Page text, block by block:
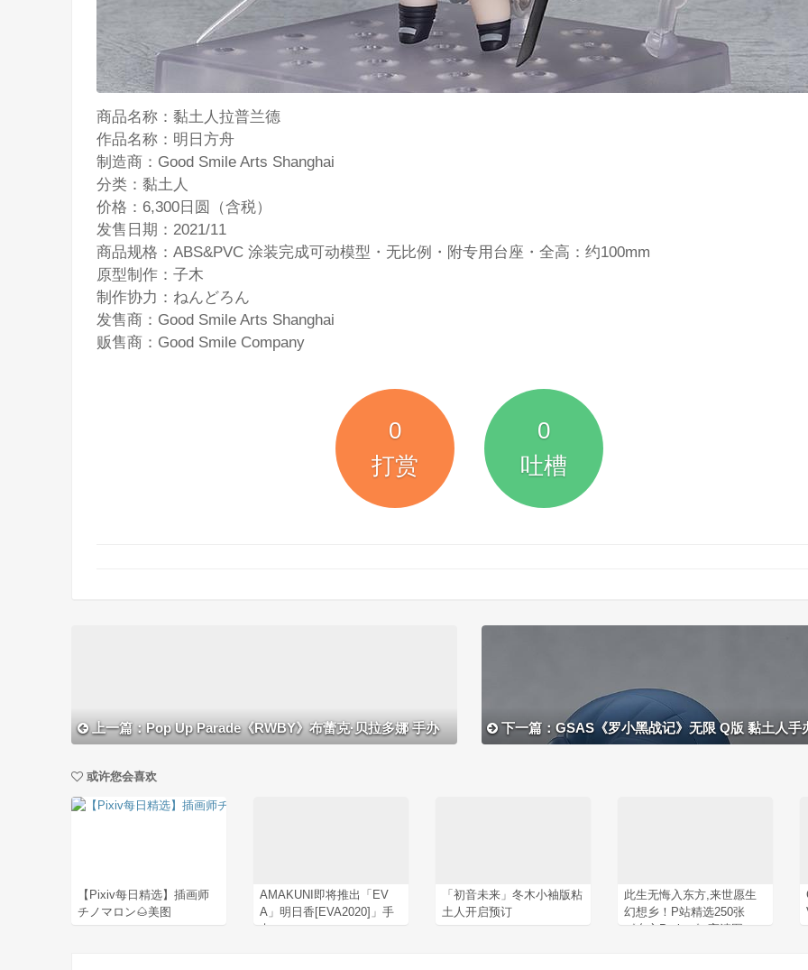
商品名称：黏土人拉普兰德
作品名称：明日方舟
制造商：Good Smile Arts Shanghai
分类：黏土人
价格：6,300日圆（含税）
发售日期：2021/11
商品规格：ABS&PVC 涂装完成可动模型・无比例・附专用台座・全高：约100mm
原型制作：子木
制作协力：ねんどろん
发售商：Good Smile Arts Shanghai
贩售商：Good Smile Company
0
打赏
0
吐槽
上一篇：Pop Up Parade《RWBY》布蕾克·贝拉多娜 手办 下一篇：GSAS《罗小黑战记》无限 Q版 黏土人手
或许您会喜欢
【Pixiv每日精选】插画师
チノマロン🌰美图
AMAKUNI即将推出「EV
A」明日香[EVA2020]」手
办
「初音未来」冬木小袖版粘
土人开启预订
此生无悔入东方,来世愿生
幻想乡！P站精选250张
《东方Project》高清图